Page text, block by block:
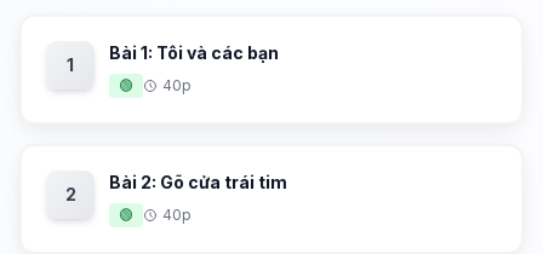
1
Bài 1: Tôi và các bạn
🟢 40p
2
Bài 2: Gõ cửa trái tim
🟢 40p